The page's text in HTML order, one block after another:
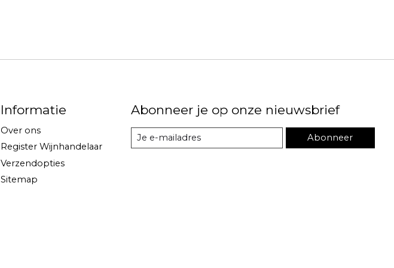
Informatie
Over ons
Register Wijnhandelaar
Verzendopties
Sitemap
Abonneer je op onze nieuwsbrief
Abonneer